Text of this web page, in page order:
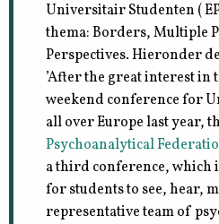
Universitair Studenten (
thema: Borders, Multiple
Perspectives. Hieronder
’After the great interest in
weekend conference for
all over Europe last year,
Psychoanalytical
a third conference, which
for students to see, hear,
representative team of